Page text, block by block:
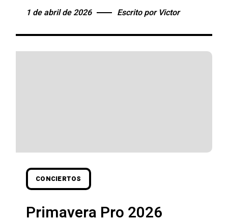
1 de abril de 2026 Escrito por Victor
CONCIERTOS
Primavera Pro 2026